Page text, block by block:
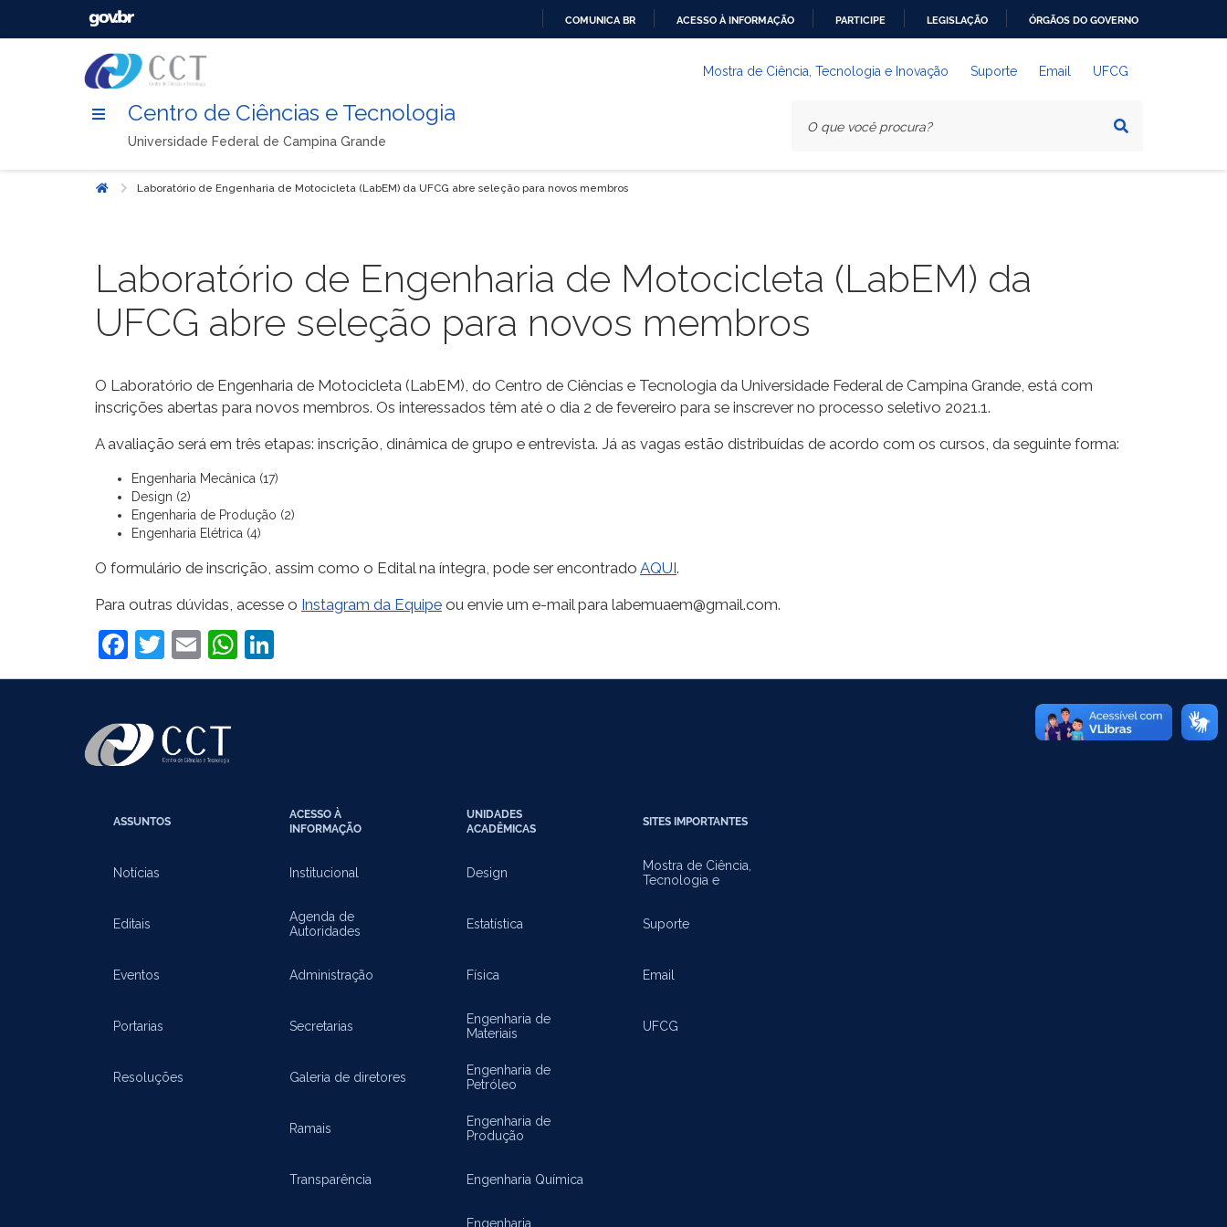
COMUNICA BR ACESSO À INFORMAÇÃO PARTICIPE LEGISLAÇÃO ÓRGÃOS DO GOVERNO
Mostra de Ciência, Tecnologia e Inovação Suporte Email UFCG
Centro de Ciências e Tecnologia
Universidade Federal de Campina Grande
Início Laboratório de Engenharia de Motocicleta (LabEM) da UFCG abre seleção para novos membros
Laboratório de Engenharia de Motocicleta (LabEM) da
UFCG abre seleção para novos membros
O Laboratório de Engenharia de Motocicleta (LabEM), do Centro de Ciências e Tecnologia da Universidade Federal de Campina Grande, está com
inscrições abertas para novos membros. Os interessados têm até o dia 2 de fevereiro para se inscrever no processo seletivo 2021.1.
A avaliação será em três etapas: inscrição, dinâmica de grupo e entrevista. Já as vagas estão distribuídas de acordo com os cursos, da seguinte forma:
Engenharia Mecânica (17)
Design (2)
Engenharia de Produção (2)
Engenharia Elétrica (4)
O formulário de inscrição, assim como o Edital na íntegra, pode ser encontrado AQUI.
Para outras dúvidas, acesse o Instagram da Equipe ou envie um e-mail para labemuaem@gmail.com.
Facebook
Twitter
EmailWhatsApp
ASSUNTOS
Notícias
Editais
Eventos
Portarias
Resoluções
ACESSO À
INFORMAÇÃO
Institucional
Agenda de
Autoridades
Administração
Secretarias
Galeria de diretores
Ramais
Transparência
UNIDADES
ACADÊMICAS
Design
Estatística
Física
Engenharia de
Materiais
Engenharia de
Petróleo
Engenharia de
Produção
Engenharia Química
Engenharia
SITES IMPORTANTES
Mostra de Ciência,
Tecnologia e
Suporte
Email
UFCG